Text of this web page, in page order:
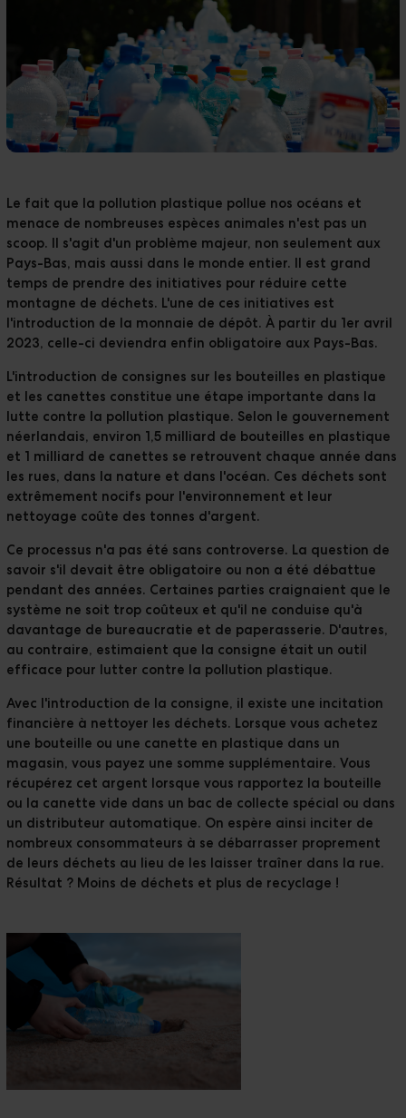
Le fait que la pollution plastique pollue nos océans et
menace de nombreuses espèces animales n'est pas un
scoop. Il s'agit d'un problème majeur, non seulement aux
Pays-Bas, mais aussi dans le monde entier. Il est grand
temps de prendre des initiatives pour réduire cette
montagne de déchets. L'une de ces initiatives est
l'introduction de la monnaie de dépôt. À partir du 1er avril
2023, celle-ci deviendra enfin obligatoire aux Pays-Bas.
L'introduction de consignes sur les bouteilles en plastique
et les canettes constitue une étape importante dans la
lutte contre la pollution plastique. Selon le gouvernement
néerlandais, environ 1,5 milliard de bouteilles en plastique
et 1 milliard de canettes se retrouvent chaque année dans
les rues, dans la nature et dans l'océan. Ces déchets sont
extrêmement nocifs pour l'environnement et leur
nettoyage coûte des tonnes d'argent.
Ce processus n'a pas été sans controverse. La question de
savoir s'il devait être obligatoire ou non a été débattue
pendant des années. Certaines parties craignaient que le
système ne soit trop coûteux et qu'il ne conduise qu'à
davantage de bureaucratie et de paperasserie. D'autres,
au contraire, estimaient que la consigne était un outil
efficace pour lutter contre la pollution plastique.
Avec l'introduction de la consigne, il existe une incitation
financière à nettoyer les déchets. Lorsque vous achetez
une bouteille ou une canette en plastique dans un
magasin, vous payez une somme supplémentaire. Vous
récupérez cet argent lorsque vous rapportez la bouteille
ou la canette vide dans un bac de collecte spécial ou dans
un distributeur automatique. On espère ainsi inciter de
nombreux consommateurs à se débarrasser proprement
de leurs déchets au lieu de les laisser traîner dans la rue.
Résultat ? Moins de déchets et plus de recyclage !